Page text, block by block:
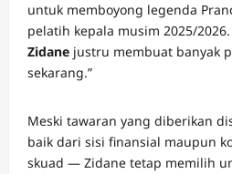
untuk memboyong legenda
pelatih kepala musim 2025/
Zidane justru membuat banyak
sekarang.”
Meski tawaran yang diberikan
baik dari sisi finansial maupun
skuad — Zidane tetap memilih